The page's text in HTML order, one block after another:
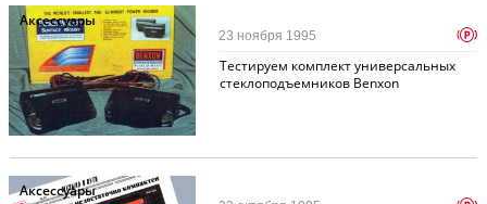
Аксессуары
Тестируем комплект универсальных
стеклоподъемников Benxon
23 ноября 1995 p
Аксессуары